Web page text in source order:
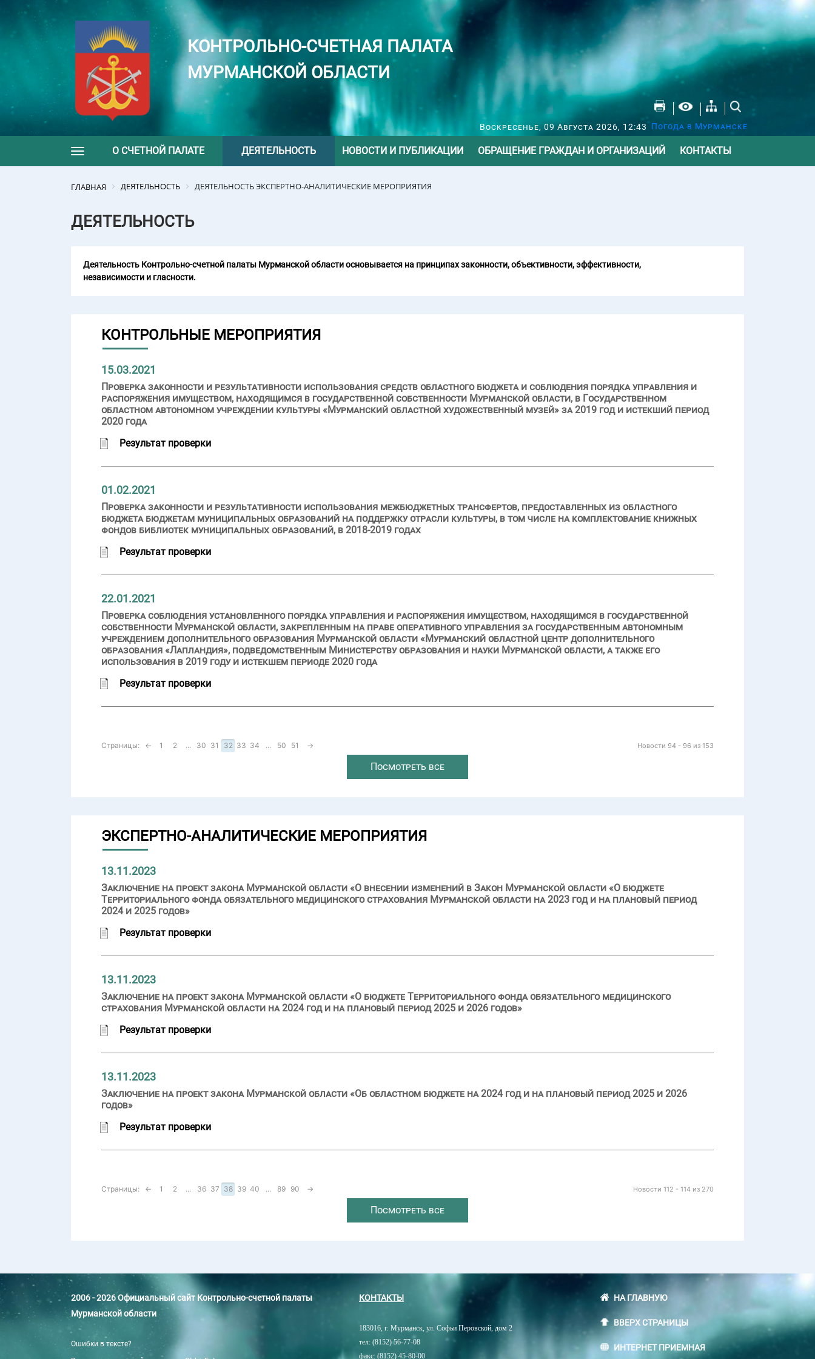
КОНТРОЛЬНО-СЧЕТНАЯ ПАЛАТА
МУРМАНСКОЙ ОБЛАСТИ
Воскресенье, 09 Августа 2026, 12:43 Погода в Мурманске
Toggle navigation
О СЧЕТНОЙ ПАЛАТЕ ДЕЯТЕЛЬНОСТЬ НОВОСТИ И ПУБЛИКАЦИИ ОБРАЩЕНИЕ ГРАЖДАН И ОРГАНИЗАЦИЙ КОНТАКТЫ
ГЛАВНАЯ ДЕЯТЕЛЬНОСТЬ ДЕЯТЕЛЬНОСТЬ ЭКСПЕРТНО-АНАЛИТИЧЕСКИЕ МЕРОПРИЯТИЯ
ДЕЯТЕЛЬНОСТЬ
Деятельность Контрольно-счетной палаты Мурманской области основывается на принципах законности, объективности, эффективности,
независимости и гласности.
КОНТРОЛЬНЫЕ МЕРОПРИЯТИЯ
15.03.2021
Проверка законности и результативности использования средств областного бюджета и соблюдения порядка управления и
распоряжения имуществом, находящимся в государственной собственности Мурманской области, в Государственном
областном автономном учреждении культуры «Мурманский областной художественный музей» за 2019 год и истекший период
2020 года
Результат проверки
01.02.2021
Проверка законности и результативности использования межбюджетных трансфертов, предоставленных из областного
бюджета бюджетам муниципальных образований на поддержку отрасли культуры, в том числе на комплектование книжных
фондов библиотек муниципальных образований, в 2018-2019 годах
Результат проверки
22.01.2021
Проверка соблюдения установленного порядка управления и распоряжения имуществом, находящимся в государственной
собственности Мурманской области, закрепленным на праве оперативного управления за государственным автономным
учреждением дополнительного образования Мурманской области «Мурманский областной центр дополнительного
образования «Лапландия», подведомственным Министерству образования и науки Мурманской области, а также его
использования в 2019 году и истекшем периоде 2020 года
Результат проверки
Новости 94 - 96 из 153
Страницы: ← 1 2 ... 30 31 32 33 34 ... 50 51 →
Посмотреть все
ЭКСПЕРТНО-АНАЛИТИЧЕСКИЕ МЕРОПРИЯТИЯ
13.11.2023
Заключение на проект закона Мурманской области «О внесении изменений в Закон Мурманской области «О бюджете
Территориального фонда обязательного медицинского страхования Мурманской области на 2023 год и на плановый период
2024 и 2025 годов»
Результат проверки
13.11.2023
Заключение на проект закона Мурманской области «О бюджете Территориального фонда обязательного медицинского
страхования Мурманской области на 2024 год и на плановый период 2025 и 2026 годов»
Результат проверки
13.11.2023
Заключение на проект закона Мурманской области «Об областном бюджете на 2024 год и на плановый период 2025 и 2026
годов»
Результат проверки
Новости 112 - 114 из 270
Страницы: ← 1 2 ... 36 37 38 39 40 ... 89 90 →
Посмотреть все
2006 - 2026 Официальный сайт Контрольно-счетной палаты
Мурманской области
Ошибки в тексте?
КОНТАКТЫ
183016, г. Мурманск, ул. Софьи Перовской, дом 2
тел: (8152) 56-77-08
факс: (8152) 45-80-00
НА ГЛАВНУЮ
ВВЕРХ СТРАНИЦЫ
ИНТЕРНЕТ ПРИЕМНАЯ